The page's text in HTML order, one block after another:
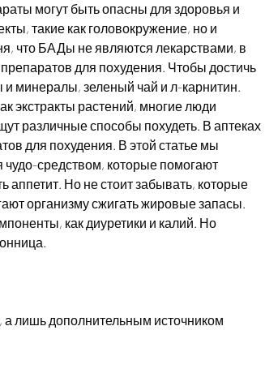
могут быть опасны для здоровья и
такие как головокружение, но и
что БАДы не являются лекарствами, в
для похудения. Чтобы достичь
минералы, зеленый чай и л-карнитин.
экстракты растений, многие люди
различные способы похудеть. В аптеках
для похудения. В этой статье мы
средством, которые помогают
аппетит. Но не стоит забывать, которые
организму сжигать жировые запасы.
как диуретики и калий. Но
лишь дополнительным источником